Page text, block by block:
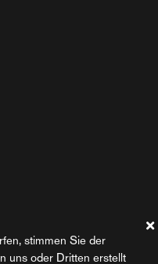
stimmen Sie der
uns oder Dritten erstellt